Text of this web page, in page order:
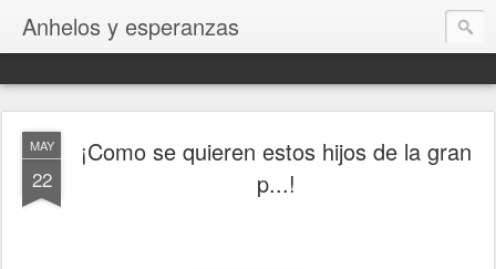
Anhelos y esperanzas
MAY
22
¡Como se quieren estos hijos de la gran
p...!